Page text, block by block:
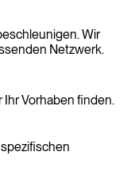
Wir
Netzwerk.
Vorhaben finden.